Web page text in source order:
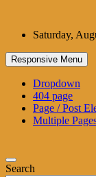
contentSaturday,
Responsive Menu
Dropdown
404 page
Page / Post
Multiple
Search